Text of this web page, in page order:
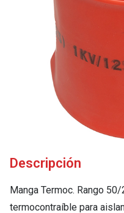
Descripción
Manga Termoc. Rango
termocontraíble para